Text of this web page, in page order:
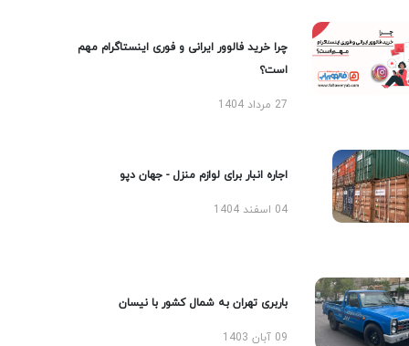
چرا خرید فالوور ایرانی و فوری اینستاگرام مهم
است؟
27 مرداد 1404
اجاره انبار برای لوازم منزل - جهان دپو
04 اسفند 1404
باربری تهران به شمال کشور با نیسان
09 آبان 1403